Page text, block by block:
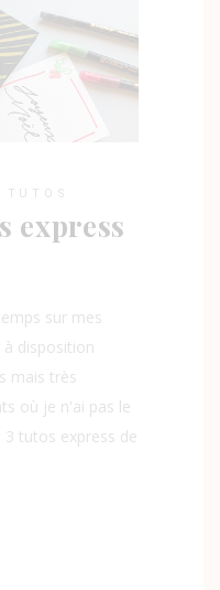
TUTOS
express
sur mes
disposition
mais très
où je n'ai pas le
3 tutos express de